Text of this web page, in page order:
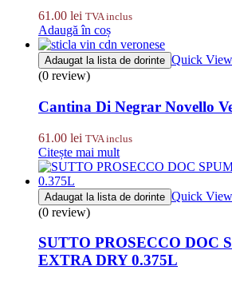
61.00 lei TVA inclus
Adaugă în coș
Adaugat la lista de dorinte Quick View
(0 review)
Cantina Di Negrar Novello
61.00 lei TVA inclus
Citește mai mult
Adaugat la lista de dorinte Quick View
(0 review)
SUTTO PROSECCO DOC
EXTRA DRY 0.375L